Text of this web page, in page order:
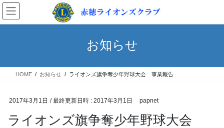
コ
ン
テ
ス
ナ
ビ
ゲ
ン
お知らせ
HOME お知らせ ライオンズ旗争奪少年野球大会 事業報告
2017年3月1日 / 最終更新日時 : 2017年3月1日 papnet
ライオンズ旗争奪少年野球大会